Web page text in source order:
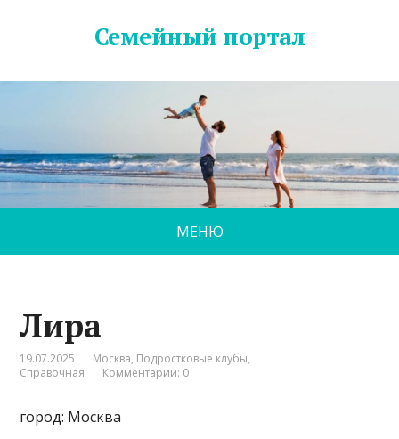
Семейный портал
МЕНЮ
Лира
19.07.2025 Москва, Подростковые клубы,
Справочная
Комментарии: 0
город: Москва